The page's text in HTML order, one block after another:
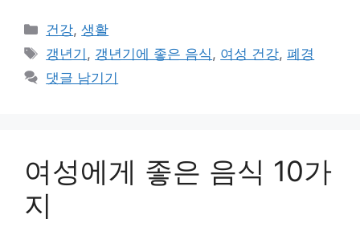
카
테
리
건강,생활
태
그
갱년기 , 갱년기에 좋은 음식, 여성 건강,폐경
댓글 남기기
여성에게 좋은 음식 10가
지